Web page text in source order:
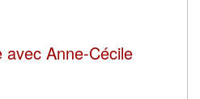
avec Anne-Cécile